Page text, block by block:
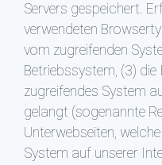
Servers gespeichert.
verwendeten
vom zugreifenden
Betriebssystem, (3) die
zugreifendes System
gelangt (sogenannte
Unterwebseiten,
System auf unserer